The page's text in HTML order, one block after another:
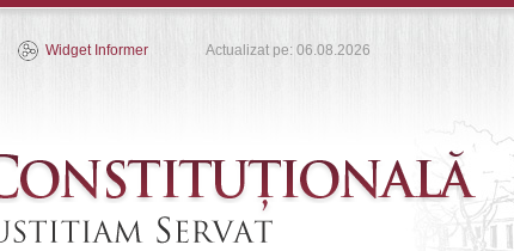
Widget Informer Actualizat pe: 06.08.2026